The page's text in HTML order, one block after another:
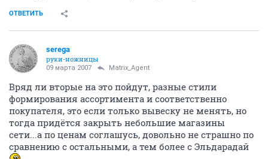
ОТВЕТИТЬ
serega
руки-ножницы
09 марта 2007 Matrix_Agent
Вряд ли вторые на это пойдут, разные стили
формирования ассортимента и соответственно
покупателя, это если только вывеску не менять, но
тогда придётся закрыть небольшие магазины
сети...а по ценам соглашусь, довольно не страшно по
сравнению с остальными, а тем более с Эльдарадай